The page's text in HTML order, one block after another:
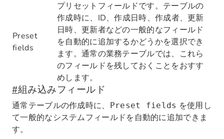
Preset
fields
プリセットフィールドです。テーブルの
作成時に、ID、作成日時、作成者、更新
日時、更新者などの一般的なフィールド
を自動的に追加するかどうかを選択でき
ます。通常の業務テーブルでは、これら
のフィールドを残しておくことをおすす
めします。
#組み込みフィールド
通常テーブルの作成時に、 Preset fields を使用し
て一般的なシステムフィールドを自動的に追加できま
す。